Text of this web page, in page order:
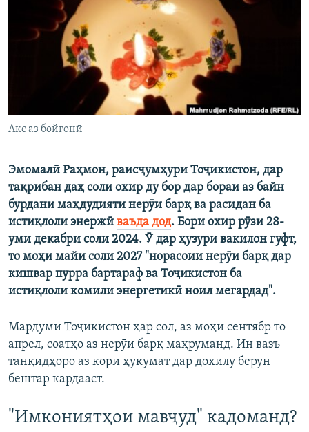
ГУЗОРИШҲОИ РАДИОӢ
Русский
ПАЙГИРӢ КУНЕД
Акс аз бойгонӣ
Эмомалӣ Раҳмон, раисҷумҳури Тоҷикистон, дар
тақрибан даҳ соли охир ду бор дар бораи аз байн
бурдани маҳдудияти нерӯи барқ ва расидан ба
истиқлоли энержӣ ваъда дод. Бори охир рӯзи 28-
уми декабри соли 2024. Ӯ дар ҳузури вакилон гуфт,
то моҳи майи соли 2027 "норасоии нерӯи барқ дар
кишвар пурра бартараф ва Тоҷикистон ба
истиқлоли комили энергетикӣ ноил мегардад".
Мардуми Тоҷикистон ҳар сол, аз моҳи сентябр то
апрел, соатҳо аз нерӯи барқ маҳруманд. Ин вазъ
танқидҳоро аз кори ҳукумат дар дохилу берун
бештар кардааст.
"Имкониятҳои мавҷуд" кадоманд?